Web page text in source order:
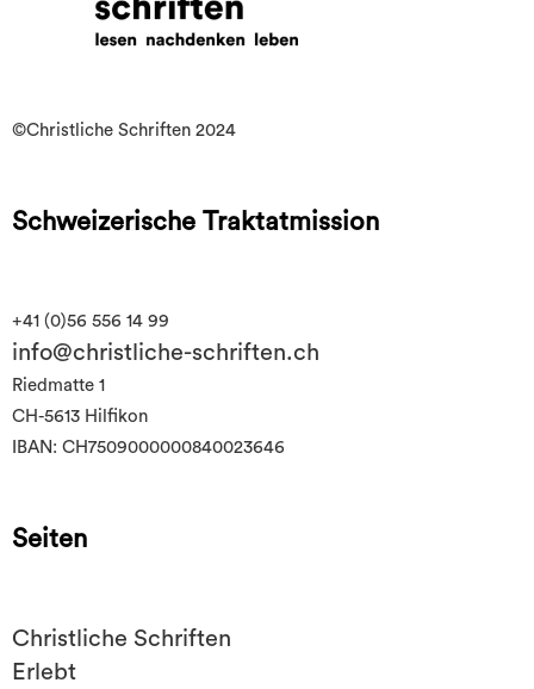
©Christliche Schriften 2024
Schweizerische Traktatmission
+41 (0)56 556 14 99
info@christliche-schriften.ch
Riedmatte 1
CH-5613 Hilfikon
IBAN: CH7509000000840023646
Seiten
Christliche Schriften
Erlebt